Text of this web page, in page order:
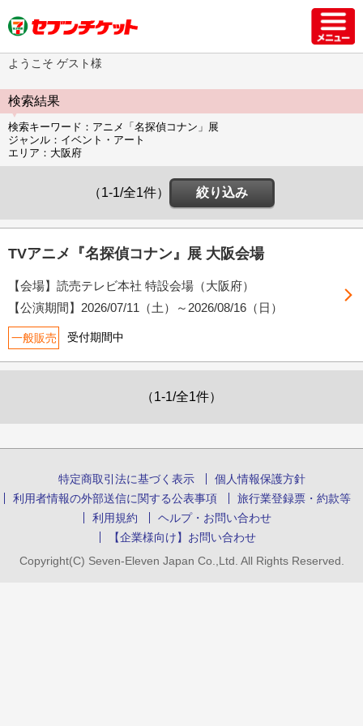
ようこそ ゲスト様
検索結果
検索キーワード：アニメ「名探偵コナン」展
ジャンル：イベント・アート
エリア：大阪府
（1-1/全1件） 絞り込み
TVアニメ『名探偵コナン』展 大阪会場
【会場】読売テレビ本社 特設会場（大阪府）
【公演期間】 2026/07/11（土） ～ 2026/08/16（日）
一般販売 受付期間中
（1-1/全1件）
特定商取引法に基づく表示
個人情報保護方針
利用者情報の外部送信に関する公表事項
旅行業登録票・約款等
利用規約
ヘルプ・お問い合わせ
【企業様向け】お問い合わせ
Copyright(C) Seven-Eleven Japan Co.,Ltd. All Rights Reserved.